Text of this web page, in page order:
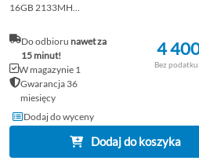
16GB 2133MH...
Do odbioru nawet za
15 minut!
W magazynie 1
Gwarancja 36
miesięcy
4
Dodaj do wyceny
Dodaj do koszyka